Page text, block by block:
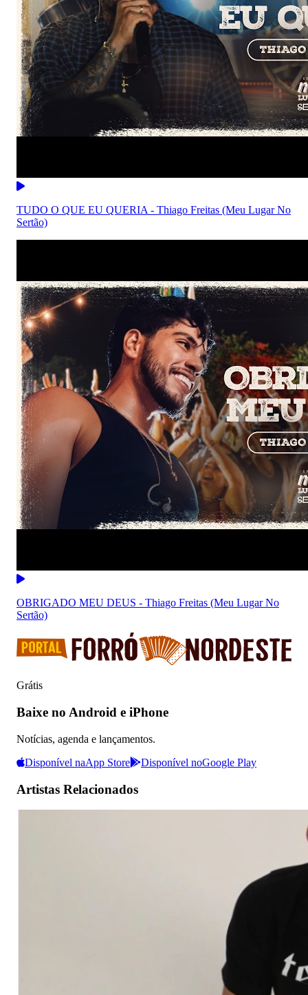
TUDO O QUE EU QUERIA - Thiago Freitas (Meu Lugar No
Sertão)
OBRIGADO MEU DEUS - Thiago Freitas (Meu Lugar No
Sertão)
Grátis
Baixe no Android e iPhone
Notícias, agenda e lançamentos.
Disponível naApp Store Disponível noGoogle Play
Artistas Relacionados